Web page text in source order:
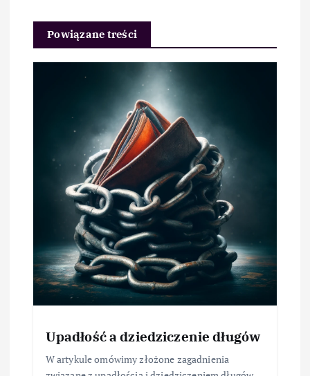
Powiązane treści
Upadłość a dziedziczenie długów
W artykule omówimy złożone zagadnienia